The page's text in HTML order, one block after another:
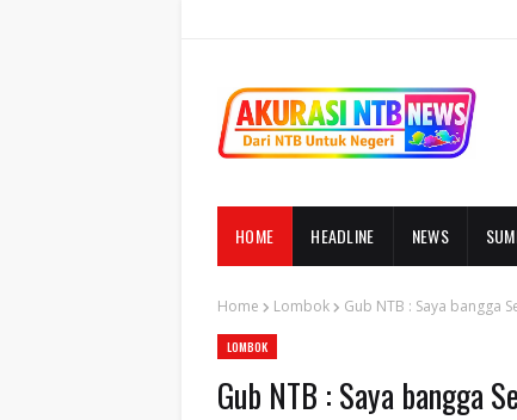
HOME HEADLINE NEWS
Home Lombok Gub NTB : Saya bangga
LOMBOK
Gub NTB : Saya bangga